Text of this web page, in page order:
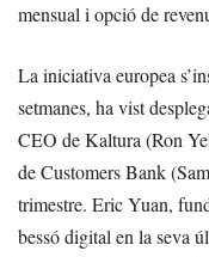
mensual i opció de
La iniciativa europea
setmanes, ha vist
CEO de Kaltura (Ron
de Customers Bank
trimestre. Eric Yuan,
bessó digital en la seva